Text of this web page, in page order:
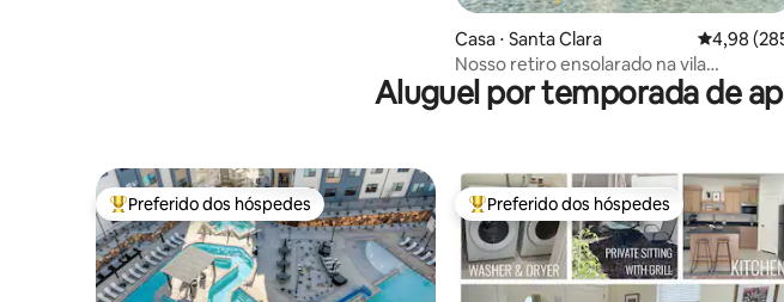
Casa ⋅ Santa Clara 4,98 de
4,98
Nosso retiro ensolarado na vila
paradisíaca
Aluguel por temporada de
Entre os melhores preferidos dos hóspedes
Preferido dos hóspedes Entre os melhores preferidos dos
Preferido dos hóspedes